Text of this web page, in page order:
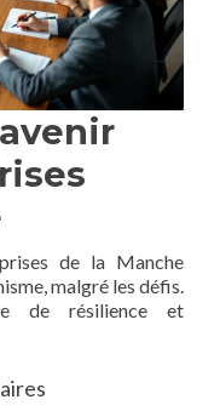
de la Manche
malgré les défis.
de résilience et